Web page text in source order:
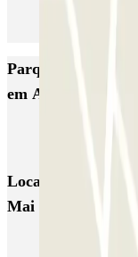
Parques de
em Aubagne
Locais e eventos
Mai 1945